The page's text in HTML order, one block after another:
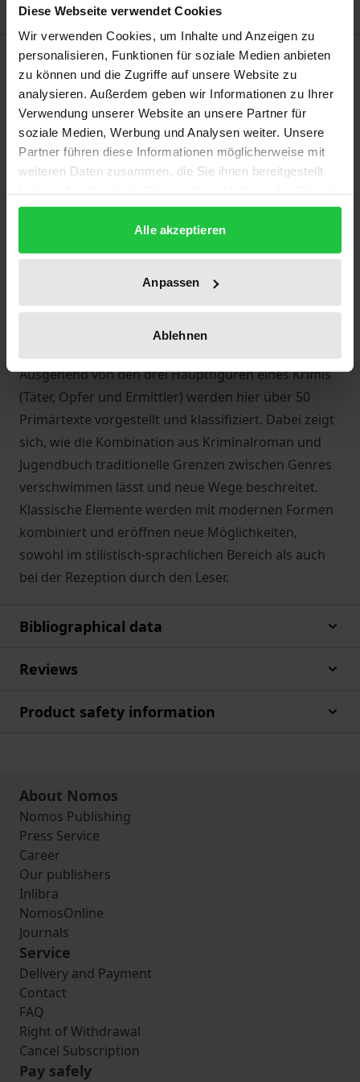
Diese Webseite verwendet Cookies
Wir verwenden Cookies, um Inhalte und Anzeigen zu
personalisieren, Funktionen für soziale Medien anbieten
zu können und die Zugriffe auf unsere Website zu
analysieren. Außerdem geben wir Informationen zu Ihrer
Verwendung unserer Website an unsere Partner für
soziale Medien, Werbung und Analysen weiter. Unsere
Partner führen diese Informationen möglicherweise mit
weiteren Daten zusammen, die Sie ihnen bereitgestellt
gesammelt haben.
Alle akzeptieren
Anpassen
Ablehnen
Description
Kennst du einen, kennst du alle? Für moderne
Jugendkrimis gilt das schon lange nicht mehr. Das
Genre hat sich in den letzten Jahrzehnten und
speziell nach der Jahrtausendwende
guter Grund für diese Popularität ist schnell
gefunden: Im Laufe der Jahre haben sich
unterschiedliche Krimiarten entwickelt, die im 21.
Jahrhundert als eigene Subgenres eingestuft
werden können und eine Vielzahl von
Ausgehend von den drei Hauptfiguren eines Krimis
(Täter, Opfer und Ermittler) werden hier über 50
Primärtexte vorgestellt und klassifiziert. Dabei zeigt
sich, wie die Kombination aus Kriminalroman und
Jugendbuch traditionelle Grenzen zwischen Genres
verschwimmen lässt und neue Wege beschreitet.
Klassische Elemente werden mit modernen Formen
kombiniert und eröffnen neue Möglichkeiten,
sowohl im stilistisch-sprachlichen Bereich als auch
bei der Rezeption durch den Leser.
Bibliographical data
Reviews
Product safety information
About Nomos
Nomos Publishing
Press Service
Career
Our publishers
Inlibra
NomosOnline
Journals
Service
Delivery and Payment
Contact
FAQ
Right of Withdrawal
Cancel Subscription
Pay safely